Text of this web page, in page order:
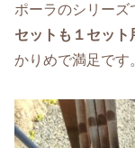
ポーラのシリーズ
セットも１セット
かりめで満足です